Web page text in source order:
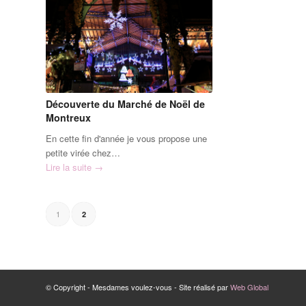
Découverte du Marché de Noël de
Montreux
En cette fin d'année je vous propose une
petite virée chez…
Lire la suite →
1 2
© Copyright - Mesdames voulez-vous - Site réalisé parWeb Global